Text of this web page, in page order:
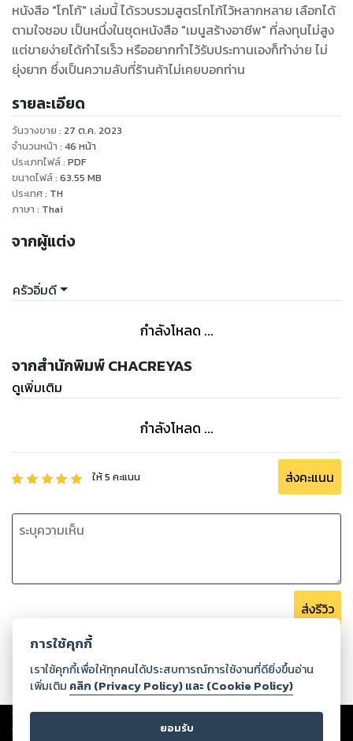
หนังสือ "โกโก้" เล่มนี้ ได้รวบรวมสูตรโกโก้ไว้หลากหลาย เลือกได้
ตามใจชอบ เป็นหนึ่งในชุดหนังสือ "เมนูสร้างอาชีพ" ที่ลงทุนไม่สูง
แต่ขายง่ายได้กำไรเร็ว หรืออยากทำไว้รับประทานเองก็ทำง่าย ไม่
ยุ่งยาก ซึ่งเป็นความลับที่ร้านค้าไม่เคยบอกท่าน
รายละเอียด
วันวางขาย : 27 ต.ค. 2023
จำนวนหน้า : 46 หน้า
ประเภทไฟล์: PDF
ขนาดไฟล์: 63.55 MB
ประเทศ: TH
ภาษา : Thai
จากผู้แต่ง
ครัวอิ่มดี
กำลังโหลด ...
จากสำนักพิมพ์ CHACREYAS
ดูเพิ่มเติม
กำลังโหลด ...
ให้5 คะแนน ส่งคะแนน
ส่งรีวิว
Copyright ©2026Storylog Co., Ltd. - สตอรี่ล็อกขอสงวนสิทธิ์ไม่รับผิดชอบ
ต่อผลงานหรือเนื้อหาใดที่อัปโหลดผ่านเว็บไซต์และปรากฏว่าละเมิดสิทธิใน
การใช้คุกกี้
เราใช้คุกกี้เพื่อให้ทุกคนได้ประสบการณ์การใช้งานที่ดียิ่งขึ้นอ่าน
เพิ่มเติม คลิก (Privacy Policy) และ (Cookie Policy)
ยอมรับ